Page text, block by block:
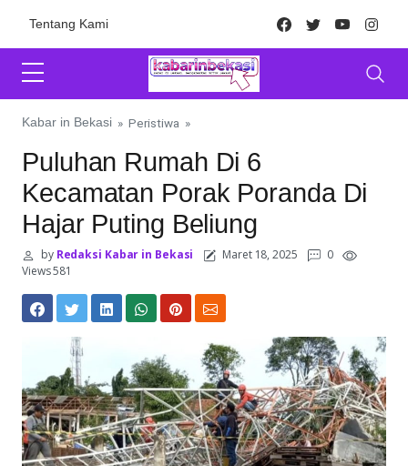
Tentang Kami Facebook
TwitterYoutube
Kabar in Bekasi » Peristiwa »
Puluhan Rumah Di 6
Kecamatan Porak Poranda Di
Hajar Puting Beliung
byRedaksi Kabar in Bekasi Maret 18, 2025
0
Views 581